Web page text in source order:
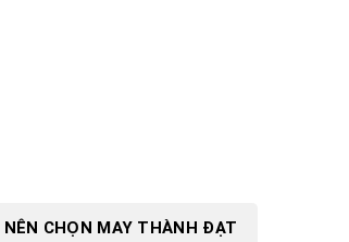
NÊN CHỌN MAY THÀNH ĐẠT